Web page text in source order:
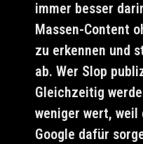
immer besser
Massen-Content
zu erkennen und
ab. Wer Slop
Gleichzeitig
weniger wert, weil
Google dafür